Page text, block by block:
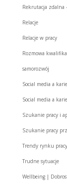
Rekrutacja zdalna
Relacje
Relacje w pracy
Rozmowa
samorozwój
Social media a
Social media a
Szukanie pracy i
Szukanie pracy
Trendy rynku pracy
Trudne sytuacje
Wellbeing |